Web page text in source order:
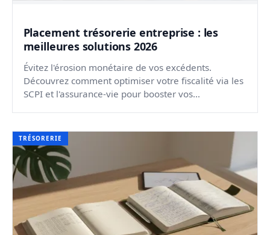
Placement trésorerie entreprise : les
meilleures solutions 2026
Évitez l'érosion monétaire de vos excédents.
Découvrez comment optimiser votre fiscalité via les
SCPI et l'assurance-vie pour booster vos
TRÉSORERIE